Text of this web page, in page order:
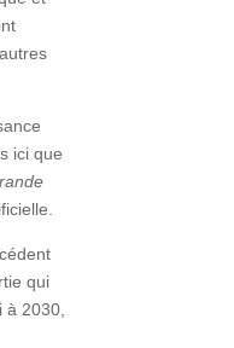
ici que
qui
2030,